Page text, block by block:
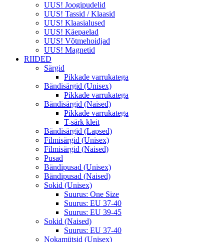
UUS! Joogipudelid
UUS! Tassid / Klaasid
UUS! Klaasialused
UUS! Käepaelad
UUS! Võtmehoidjad
UUS! Magnetid
RIIDED
Särgid
Pikkade varrukatega
Bändisärgid (Unisex)
Pikkade varrukatega
Bändisärgid (Naised)
Pikkade varrukatega
T-särk kleit
Bändisärgid (Lapsed)
Filmisärgid (Unisex)
Filmisärgid (Naised)
Pusad
Bändipusad (Unisex)
Bändipusad (Naised)
Sokid (Unisex)
Suurus: One Size
Suurus: EU 37-40
Suurus: EU 39-45
Sokid (Naised)
Suurus: EU 37-40
Nokamütsid (Unisex)